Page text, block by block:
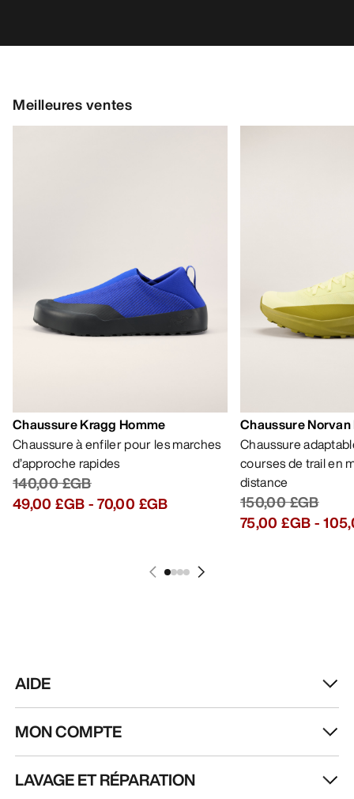
Meilleures ventes
Chaussure Kragg Homme
Chaussure à enfiler pour les marches
d’approche rapides
140,00 £GB
49,00 £GB-70,00 £GB
Chaussure
Chaussure
courses de trail en
distance
150,00 £GB
75,00 £GB-
AIDE
MON COMPTE
LAVAGE ET RÉPARATION